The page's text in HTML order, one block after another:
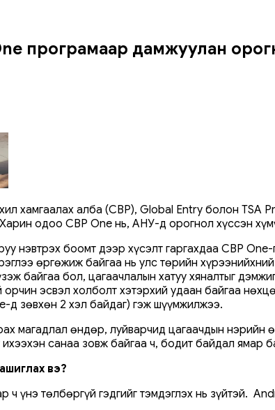
програмаар дамжуулан
хамгаалах алба (CBP), Global Entry болон TSA
одоо CBP One нь, АНУ-д орогнол хүссэн
нэвтрэх боомт дээр хүсэлт гаргахдаа CBP
өргөжиж байгаа нь улс төрийн
байгаа бол, цагаачлалын хатуу хяналтыг
орчин эсвэл холболт хэтэрхий удаан байгаа
д зөвхөн 2 хэл байдаг) гэж шүүмжилжээ.
магадлал өндөр, луйварчид цагаачдын нэрийн
санаа зовж байгаа ч, бодит байдал ямар
вэ?
ч үнэ төлбөргүй гэдгийг тэмдэглэх нь зүйтэй.